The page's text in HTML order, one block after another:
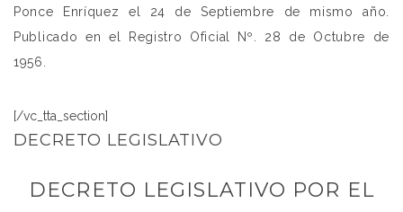
Ponce Enríquez el 24 de Septiembre de mismo año.
Publicado en el Registro Oficial Nº. 28 de Octubre de
1956.
[/vc_tta_section]
DECRETO LEGISLATIVO
DECRETO LEGISLATIVO POR EL